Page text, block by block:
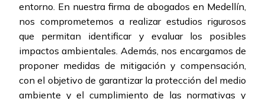
entorno. En nuestra firma de abogados en Medellín,
nos comprometemos a realizar estudios rigurosos
que permitan identificar y evaluar los posibles
impactos ambientales. Además, nos encargamos de
proponer medidas de mitigación y compensación,
con el objetivo de garantizar la protección del medio
ambiente y el cumplimiento de las normativas y